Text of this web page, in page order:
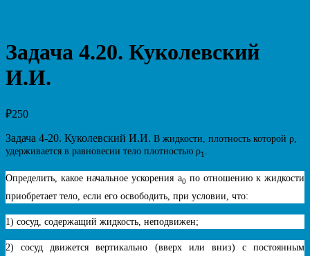
Задача 4.20. Куколевский
И.И.
₽250
Задача 4-20. Куколевский И.И. В жидкости, плотность которой ρ,
удерживается в равновесии тело плотностью ρ1
Определить, какое начальное ускорения a0 по отношению к жидкости
приобретает тело, если его освободить, при условии, что:
1) сосуд, содержащий жидкость, неподвижен;
2) сосуд движется вертикально (вверх или вниз) с постоянным